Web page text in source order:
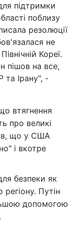
підтримки
поблизу
резолюції
не
Кореї.
пішов на все,
Ірану", -
втягнення
про великі
що у США
і вкотре
безпеки як
Путін
допомогою